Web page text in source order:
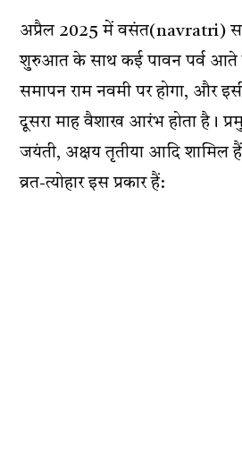
अप्रैल 2025 में वसंत(navratri)
शुरुआत के साथ कई पावन पर्व आते
समापन राम नवमी पर होगा, और
दूसरा माह वैशाख आरंभ होता है।
जयंती, अक्षय तृतीया आदि शामिल
व्रत-त्योहार इस प्रकार हैं: